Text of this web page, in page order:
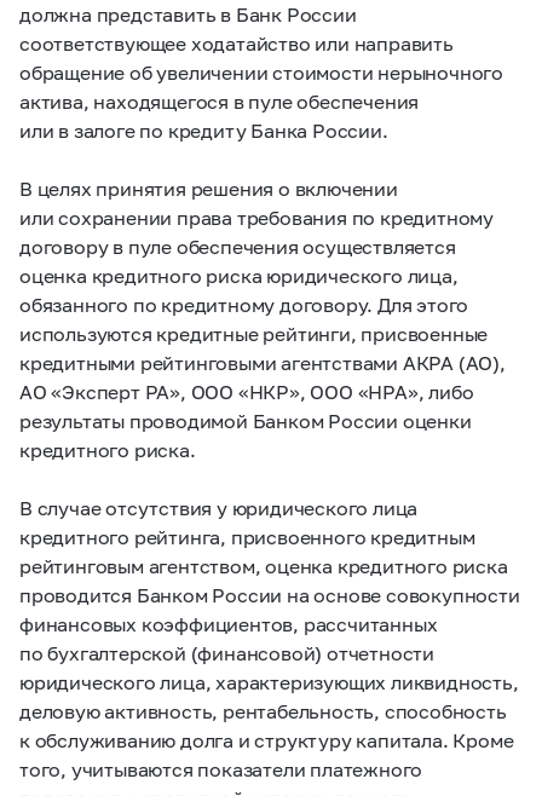
должна представить в Банк России
соответствующее ходатайство или направить
обращение об увеличении стоимости нерыночного
актива, находящегося в пуле обеспечения
или в залоге по кредиту Банка России.
В целях принятия решения о включении
или сохранении права требования по кредитному
договору в пуле обеспечения осуществляется
оценка кредитного риска юридического лица,
обязанного по кредитному договору. Для этого
используются кредитные рейтинги, присвоенные
кредитными рейтинговыми агентствами АКРА (АО),
АО «Эксперт РА», ООО «НКР», ООО «НРА», либо
результаты проводимой Банком России оценки
кредитного риска.
В случае отсутствия у юридического лица
кредитного рейтинга, присвоенного кредитным
рейтинговым агентством, оценка кредитного риска
проводится Банком России на основе совокупности
финансовых коэффициентов, рассчитанных
по бухгалтерской (финансовой) отчетности
юридического лица, характеризующих ликвидность,
деловую активность, рентабельность, способность
к обслуживанию долга и структуру капитала. Кроме
того, учитываются показатели платежного